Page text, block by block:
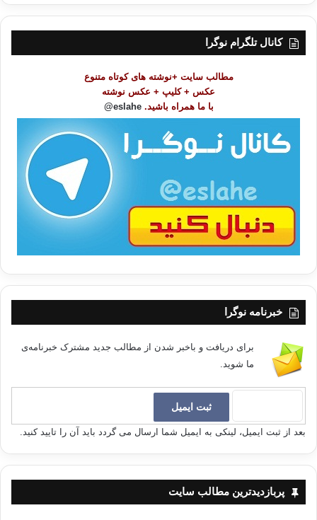
ر
کانال تلگرام نوگرا
مطالب سایت +نوشته های کوتاه متنوع
عکس + کلیپ + عکس نوشته
با ما همراه باشید. eslahe@
خبرنامه نوگرا
برای دریافت و باخبر شدن از مطالب جدید مشترک خبرنامه‌ی
ما شوید.
بعد از ثبت ایمیل، لینکی به ایمیل شما ارسال می گردد باید آن را تایید کنید.
پربازدیدترین مطالب سایت